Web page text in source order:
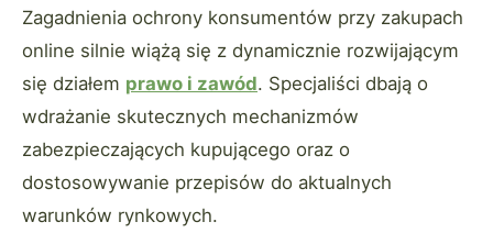
Zagadnienia ochrony konsumentów przy zakupach
online silnie wiążą się z dynamicznie rozwijającym
się działem prawo i zawód. Specjaliści dbają o
wdrażanie skutecznych mechanizmów
zabezpieczających kupującego oraz o
dostosowywanie przepisów do aktualnych
warunków rynkowych.